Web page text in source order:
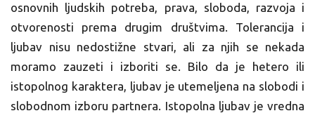
osnovnih ljudskih potreba, prava, sloboda, razvoja i
otvorenosti prema drugim društvima. Tolerancija i
ljubav nisu nedostižne stvari, ali za njih se nekada
moramo zauzeti i izboriti se. Bilo da je hetero ili
istopolnog karaktera, ljubav je utemeljena na slobodi i
slobodnom izboru partnera. Istopolna ljubav je vredna